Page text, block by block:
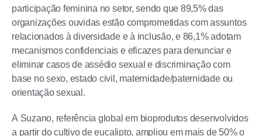
participação feminina no setor, sendo que 89,5% das
organizações ouvidas estão comprometidas com assuntos
relacionados à diversidade e à inclusão, e 86,1% adotam
mecanismos confidenciais e eficazes para denunciar e
eliminar casos de assédio sexual e discriminação com
base no sexo, estado civil, maternidade/paternidade ou
orientação sexual.
A Suzano, referência global em bioprodutos desenvolvidos
a partir do cultivo de eucalipto, ampliou em mais de 50% o